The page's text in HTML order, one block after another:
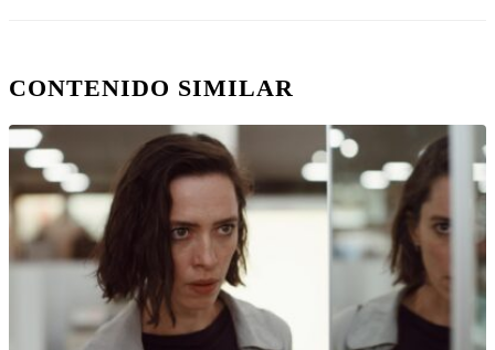
CONTENIDO SIMILAR